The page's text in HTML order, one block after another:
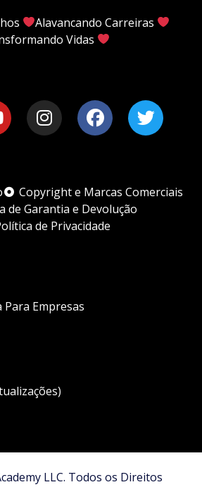
Alavancando Carreiras
Vidas
Copyright e Marcas Comerciais
de Garantia e Devolução
de Privacidade
Empresas
LLC. Todos os Direitos